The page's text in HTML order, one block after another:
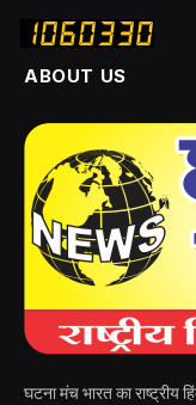
ABOUT US
घटना मंच भारत का राष्ट्रीय